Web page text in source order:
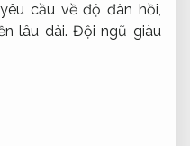
cầu về độ đàn hồi,
lâu dài. Đội ngũ giàu